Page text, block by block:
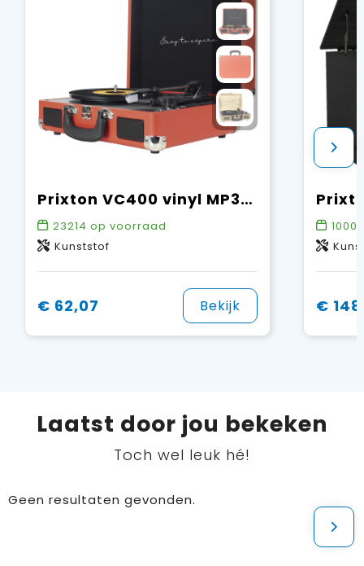
Prixton VC400 vinyl MP3-speler
23214 op voorraad
Kunststof
€ 62,07 Bekijk
10000
€
Laatst door jou bekeken
Toch wel leuk hé!
Geen resultaten gevonden.